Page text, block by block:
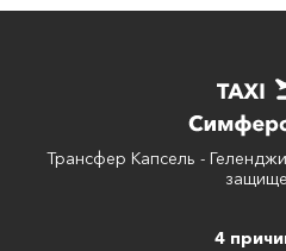
Трансфер Капсель -
4